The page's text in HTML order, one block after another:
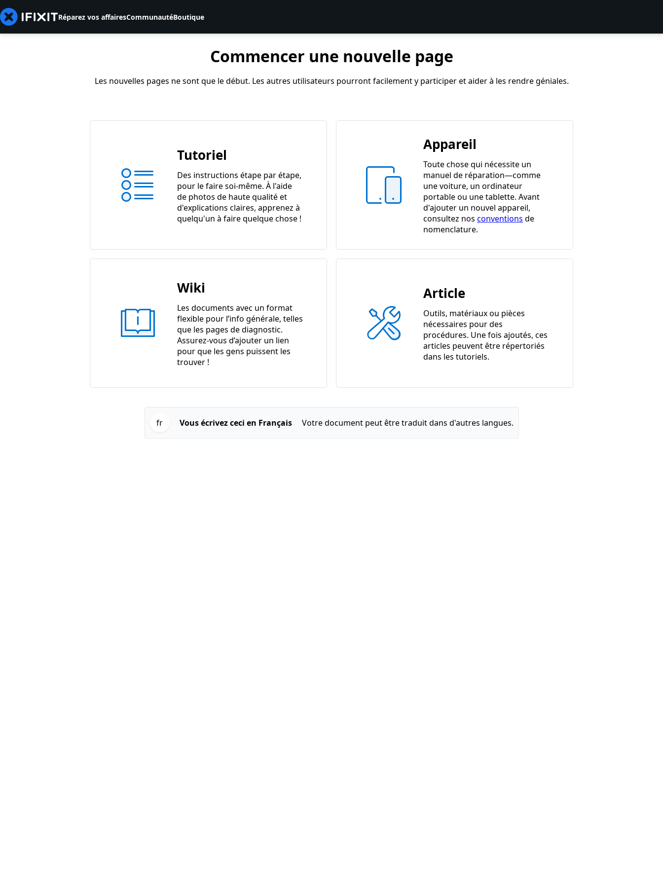
Réparez vos affairesCommunautéBoutique
Commencer une nouvelle page
Les nouvelles pages ne sont que le début. Les autres utilisateurs pourront facilement y participer et aider à les rendre géniales.
Tutoriel
Des instructions étape par étape,
pour le faire soi-même. À l'aide
de photos de haute qualité et
d'explications claires, apprenez à
quelqu'un à faire quelque chose !
Appareil
Toute chose qui nécessite un
manuel de réparation—comme
une voiture, un ordinateur
portable ou une tablette. Avant
d'ajouter un nouvel appareil,
consultez nos conventions de
nomenclature.
Wiki
Les documents avec un format
flexible pour l’info générale, telles
que les pages de diagnostic.
Assurez-vous d’ajouter un lien
pour que les gens puissent les
trouver !
Article
Outils, matériaux ou pièces
nécessaires pour des
procédures. Une fois ajoutés, ces
articles peuvent être répertoriés
dans les tutoriels.
fr Vous écrivez ceci en Français Votre document peut être traduit dans d'autres langues.